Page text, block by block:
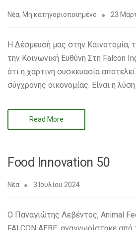
Νέα, Μη κατηγοριοποιημένο 23
Η Δέσμευσή μας στην Καινοτομία,
την Κοινωνική Ευθύνη Στη Falcon
ότι η χάρτινη συσκευασία
σύγχρονης οικονομίας. Είναι η
Read More
Food Innovation 50
Νέα 3 Ιουλίου 2024
O Παναγιώτης Λεβέντος, Animal